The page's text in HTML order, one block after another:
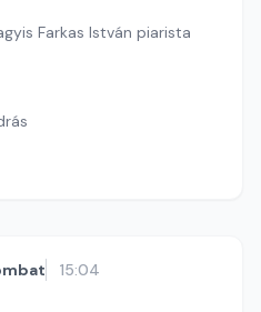
Farkas István piarista
15:04